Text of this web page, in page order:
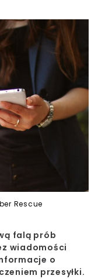
Rescue
falą prób
wiadomości
o
przesyłki.